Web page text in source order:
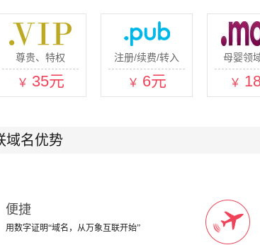
尊贵、特权
￥ 35元
注册/续费/转入
￥ 6元
母婴领
￥
域名优势
便捷
用数字证明“域名，从万象互联开始”